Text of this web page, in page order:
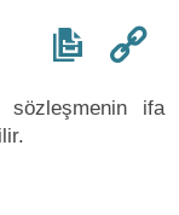
sözleşmenin ifa